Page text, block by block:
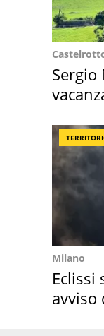
Milano
Eclissi
avviso